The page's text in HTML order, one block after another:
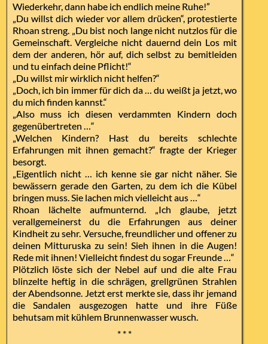
Wiederkehr, dann habe ich endlich meine Ruhe!”
„Du willst dich wieder vor allem drücken“, protestierte
Rhoan streng. „Du bist noch lange nicht nutzlos für die
Gemeinschaft. Vergleiche nicht dauernd dein Los mit
dem der anderen, hör auf, dich selbst zu bemitleiden
und tu einfach deine Pflicht!“
„Du willst mir wirklich nicht helfen?“
„Doch, ich bin immer für dich da … du weißt ja jetzt, wo
du mich finden kannst.“
„Also muss ich diesen verdammten Kindern doch
gegenübertreten …“
„Welchen Kindern? Hast du bereits schlechte
Erfahrungen mit ihnen gemacht?“ fragte der Krieger
besorgt.
„Eigentlich nicht … ich kenne sie gar nicht näher. Sie
bewässern gerade den Garten, zu dem ich die Kübel
bringen muss. Sie lachen mich vielleicht aus …“
Rhoan lächelte aufmunternd. „Ich glaube, jetzt
verallgemeinerst du die Erfahrungen aus deiner
Kindheit zu sehr. Versuche, freundlicher und offener zu
deinen Mitturuska zu sein! Sieh ihnen in die Augen!
Rede mit ihnen! Vielleicht findest du sogar Freunde …“
Plötzlich löste sich der Nebel auf und die alte Frau
blinzelte heftig in die schrägen, grellgrünen Strahlen
der Abendsonne. Jetzt erst merkte sie, dass ihr jemand
die Sandalen ausgezogen hatte und ihre Füße
behutsam mit kühlem Brunnenwasser wusch.
* * *